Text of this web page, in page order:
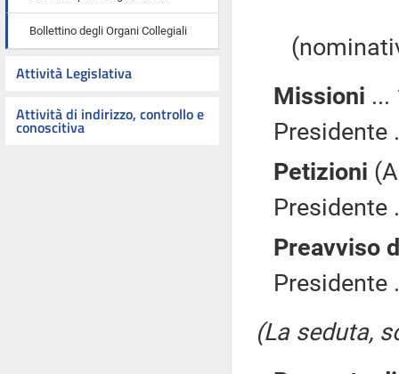
Bollettino degli Organi Collegiali
Attività Legislativa
Attività di indirizzo, controllo e
conoscitiva
Missioni ...
Presidente
Petizioni
Presidente
Preavviso
Presidente
(La seduta,